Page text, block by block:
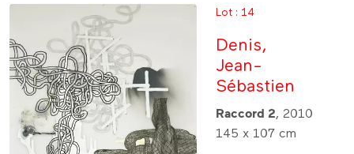
Lot : 14
Denis,
Jean-
Sébastien
Raccord 2, 2010
145 x 107 cm